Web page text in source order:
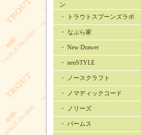
ン
・ トラウトスプーンズラボ
・ なぶら家
・ New Drawer
・ neoSTYLE
・ ノースクラフト
・ ノマディックコード
・ ノリーズ
・ パームス